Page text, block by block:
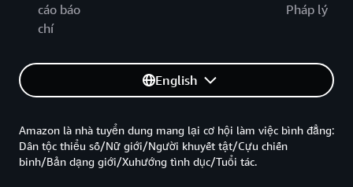
cáo báo
chí
Pháp lý
English
Amazon là nhà tuyển dung mang lại cơ hội làm việc bình đẳng:
Dân tộc thiểu số/Nữ giới/Người khuyết tật/Cựu chiến
binh/Bản dạng giới/Xuhướng tình dục/Tuổi tác.